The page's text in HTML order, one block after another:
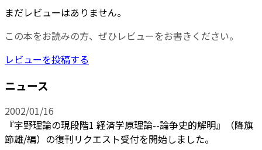
まだレビューはありません。
この本をお読みの方、ぜひレビューをお書きください。
レビューを投稿する
ニュース
2002/01/16
『宇野理論の現段階1 経済学原理論--論争史的解明』（降旗
節雄/編）の復刊リクエスト受付を開始しました。